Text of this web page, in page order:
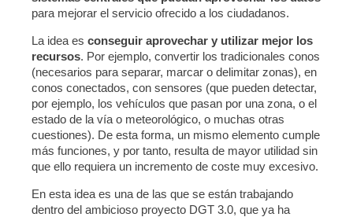
para mejorar el servicio ofrecido a los ciudadanos.
La idea es conseguir aprovechar y utilizar mejor los
recursos. Por ejemplo, convertir los tradicionales conos
(necesarios para separar, marcar o delimitar zonas), en
conos conectados, con sensores (que pueden detectar,
por ejemplo, los vehículos que pasan por una zona, o el
estado de la vía o meteorológico, o muchas otras
cuestiones). De esta forma, un mismo elemento cumple
más funciones, y por tanto, resulta de mayor utilidad sin
que ello requiera un incremento de coste muy excesivo.
En esta idea es una de las que se están trabajando
dentro del ambicioso proyecto DGT 3.0, que ya ha